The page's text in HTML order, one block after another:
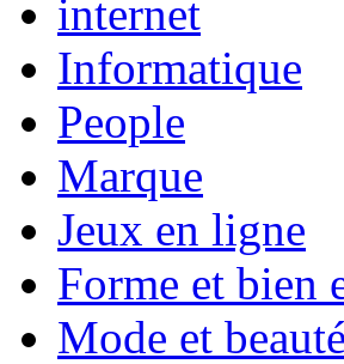
internet
Informatique
People
Marque
Jeux en ligne
Forme et bien
Mode et beauté